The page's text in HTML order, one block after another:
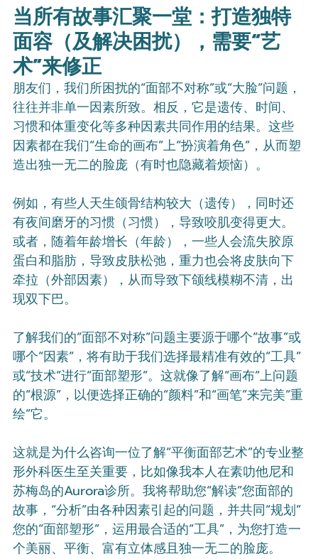
当所有故事汇聚一堂：打造独特
面容（及解决困扰），需要“艺
术”来修正
朋友们，我们所困扰的“面部不对称”或“大脸”问题，
往往并非单一因素所致。相反，它是遗传、时间、
习惯和体重变化等多种因素共同作用的结果。这些
因素都在我们“生命的画布”上“扮演着角色”，从而塑
造出独一无二的脸庞（有时也隐藏着烦恼）。
例如，有些人天生颌骨结构较大（遗传），同时还
有夜间磨牙的习惯（习惯），导致咬肌变得更大。
或者，随着年龄增长（年龄），一些人会流失胶原
蛋白和脂肪，导致皮肤松弛，重力也会将皮肤向下
牵拉（外部因素），从而导致下颌线模糊不清，出
现双下巴。
了解我们的“面部不对称”问题主要源于哪个“故事”或
哪个“因素”，将有助于我们选择最精准有效的“工具”
或“技术”进行“面部塑形”。这就像了解“画布”上问题
的“根源”，以便选择正确的“颜料”和“画笔”来完美“重
绘”它。
这就是为什么咨询一位了解“平衡面部艺术”的专业整
形外科医生至关重要，比如像我本人在素叻他尼和
苏梅岛的Aurora诊所。我将帮助您“解读”您面部的
故事，“分析”由各种因素引起的问题，并共同“规划”
您的“面部塑形”，运用最合适的“工具”，为您打造一
个美丽、平衡、富有立体感且独一无二的脸庞。